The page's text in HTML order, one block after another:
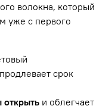
волокна, который
уже с первого
срок
открыть и облегчает